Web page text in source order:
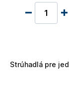
Strúhadlá pre